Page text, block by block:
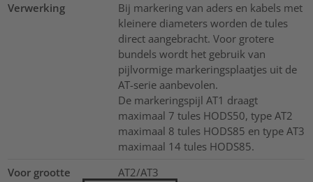
Verwerking
Bij markering van aders en kabels met
kleinere diameters worden de tules
direct aangebracht. Voor grotere
bundels wordt het gebruik van
pijlvormige markeringsplaatjes uit de
AT-serie aanbevolen.
De markeringspijl AT1 draagt
maximaal 7 tules HODS50, type AT2
maximaal 8 tules HODS85 en type AT3
maximaal 14 tules HODS85.
Voor grootte
AT2/AT3